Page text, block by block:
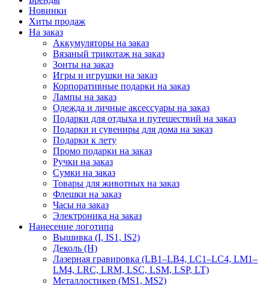
Новинки
Хиты продаж
На заказ
Аккумуляторы на заказ
Вязаный трикотаж на заказ
Зонты на заказ
Игры и игрушки на заказ
Корпоративные подарки на заказ
Лампы на заказ
Одежда и личные аксессуары на заказ
Подарки для отдыха и путешествий на заказ
Подарки и сувениры для дома на заказ
Подарки к лету
Промо подарки на заказ
Ручки на заказ
Сумки на заказ
Товары для животных на заказ
Флешки на заказ
Часы на заказ
Электроника на заказ
Нанесение логотипа
Вышивка (I, IS1, IS2)
Деколь (H)
Лазерная гравировка (LB1–LB4, LC1–LC4, LM1–
LM4, LRC, LRM, LSC, LSM, LSP, LT)
Металлостикер (MS1, MS2)